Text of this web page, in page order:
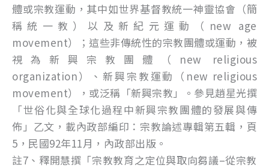
體或宗教運動，其中如世界基督教統一神靈協會（簡
稱統一教）以及新紀元運動（new age
movement）；這些非傳統性的宗教團體或運動，被
視為新興宗教團體（new religious
organization）、新興宗教運動（new religious
movement），或泛稱「新興宗教」。參見趙星光撰
「世俗化與全球化過程中新興宗教團體的發展與傳
佈」乙文，載內政部編印：宗教論述專輯第五輯，頁
5，民國92年11月，內政部出版。
註7、釋開慧撰「宗教教育之定位與取向芻議–從宗教